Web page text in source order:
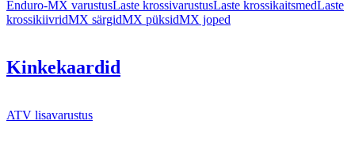
Enduro-MX varustusLaste krossivarustusLaste krossikaitsmedLaste
krossikiivridMX särgidMX püksidMX joped
Kinkekaardid
ATV lisavarustus